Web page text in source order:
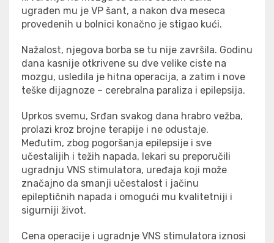
ugrađen mu je VP šant, a nakon dva meseca
provedenih u bolnici konačno je stigao kući.
Nažalost, njegova borba se tu nije završila. Godinu
dana kasnije otkrivene su dve velike ciste na
mozgu, usledila je hitna operacija, a zatim i nove
teške dijagnoze – cerebralna paraliza i epilepsija.
Uprkos svemu, Srđan svakog dana hrabro vežba,
prolazi kroz brojne terapije i ne odustaje.
Međutim, zbog pogoršanja epilepsije i sve
učestalijih i težih napada, lekari su preporučili
ugradnju VNS stimulatora, uređaja koji može
značajno da smanji učestalost i jačinu
epileptičnih napada i omogući mu kvalitetniji i
sigurniji život.
Cena operacije i ugradnje VNS stimulatora iznosi